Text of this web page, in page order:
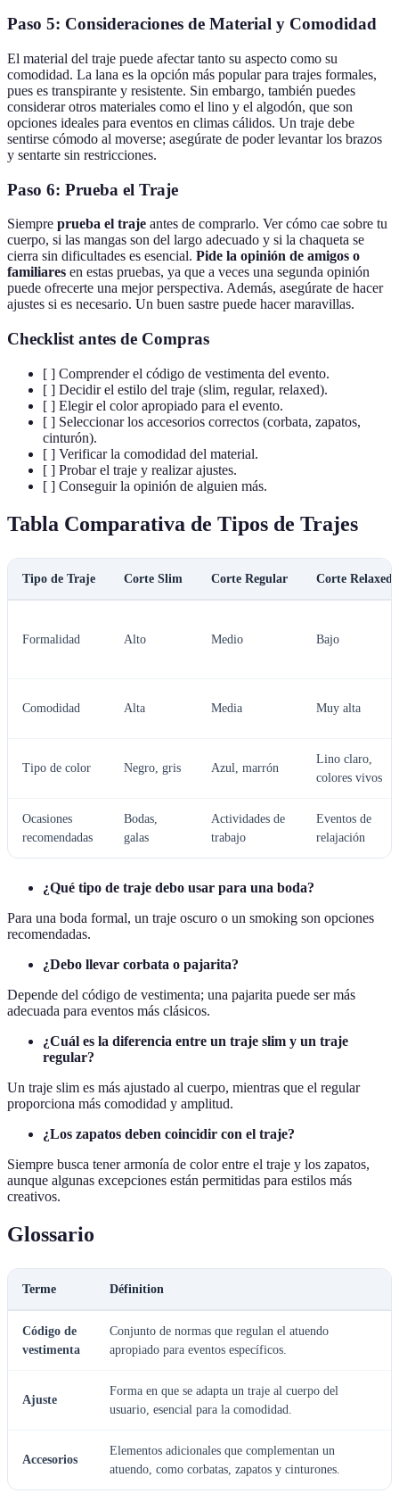
Paso 5: Consideraciones de Material y Comodidad
El material del traje puede afectar tanto su aspecto como su
comodidad. La lana es la opción más popular para trajes formales,
pues es transpirante y resistente. Sin embargo, también puedes
considerar otros materiales como el lino y el algodón, que son
opciones ideales para eventos en climas cálidos. Un traje debe
sentirse cómodo al moverse; asegúrate de poder levantar los brazos
y sentarte sin restricciones.
Paso 6: Prueba el Traje
Siempre prueba el traje antes de comprarlo. Ver cómo cae sobre tu
cuerpo, si las mangas son del largo adecuado y si la chaqueta se
cierra sin dificultades es esencial. Pide la opinión de amigos o
familiares en estas pruebas, ya que a veces una segunda opinión
puede ofrecerte una mejor perspectiva. Además, asegúrate de hacer
ajustes si es necesario. Un buen sastre puede hacer maravillas.
Checklist antes de Compras
[ ] Comprender el código de vestimenta del evento.
[ ] Decidir el estilo del traje (slim, regular, relaxed).
[ ] Elegir el color apropiado para el evento.
[ ] Seleccionar los accesorios correctos (corbata, zapatos,
cinturón).
[ ] Verificar la comodidad del material.
[ ] Probar el traje y realizar ajustes.
[ ] Conseguir la opinión de alguien más.
Tabla Comparativa de Tipos de Trajes
Tipo de Traje Corte Slim Corte Regular Corte Relaxed
Formalidad Alto Medio Bajo
Comodidad Alta Media Muy alta
Tipo de color Negro, gris Azul, marrón
Lino claro,
colores vivos
Ocasiones
recomendadas
Bodas,
galas
Actividades de
trabajo
Eventos de
relajación
¿Qué tipo de traje debo usar para una boda?
Para una boda formal, un traje oscuro o un smoking son opciones
recomendadas.
¿Debo llevar corbata o pajarita?
Depende del código de vestimenta; una pajarita puede ser más
adecuada para eventos más clásicos.
¿Cuál es la diferencia entre un traje slim y un traje
regular?
Un traje slim es más ajustado al cuerpo, mientras que el regular
proporciona más comodidad y amplitud.
¿Los zapatos deben coincidir con el traje?
Siempre busca tener armonía de color entre el traje y los zapatos,
aunque algunas excepciones están permitidas para estilos más
creativos.
Glossario
Terme Définition
Código de
vestimenta
Conjunto de normas que regulan el atuendo
apropiado para eventos específicos.
Ajuste
Forma en que se adapta un traje al cuerpo del
usuario, esencial para la comodidad.
Accesorios
Elementos adicionales que complementan un
atuendo, como corbatas, zapatos y cinturones.